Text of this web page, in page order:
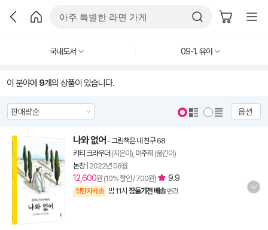
국내도서 09-1. 유아
이 분야에 9개의 상품이 있습니다.
옵션
나와 없어 -그림책은 내 친구 68
키티 크라우더 (지은이), 이주희 (옮긴이)
논장| 2022년 08월
12,600원 (10% 할인 / 700원) 9.9
양탄자배송 밤 11시 잠들기전 배송 변경